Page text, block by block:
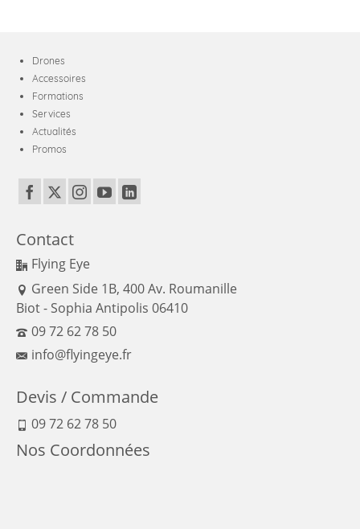
Drones
Accessoires
Formations
Services
Actualités
Promos
Contact
Flying Eye
Green Side 1B, 400 Av. Roumanille
Biot - Sophia Antipolis 06410
09 72 62 78 50
info@flyingeye.fr
Devis / Commande
09 72 62 78 50
Nos Coordonnées